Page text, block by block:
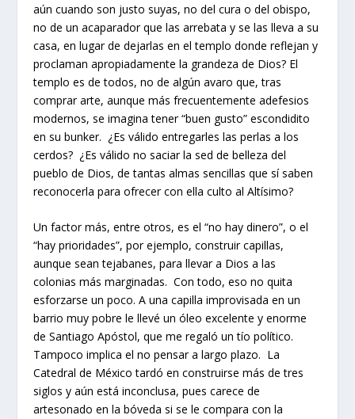
aún cuando son justo suyas, no del cura o del obispo,
no de un acaparador que las arrebata y se las lleva a su
casa, en lugar de dejarlas en el templo donde reflejan y
proclaman apropiadamente la grandeza de Dios? El
templo es de todos, no de algún avaro que, tras
comprar arte, aunque más frecuentemente adefesios
modernos, se imagina tener “buen gusto” escondidito
en su bunker. ¿Es válido entregarles las perlas a los
cerdos? ¿Es válido no saciar la sed de belleza del
pueblo de Dios, de tantas almas sencillas que sí saben
reconocerla para ofrecer con ella culto al Altísimo?
Un factor más, entre otros, es el “no hay dinero”, o el
“hay prioridades”, por ejemplo, construir capillas,
aunque sean tejabanes, para llevar a Dios a las
colonias más marginadas. Con todo, eso no quita
esforzarse un poco. A una capilla improvisada en un
barrio muy pobre le llevé un óleo excelente y enorme
de Santiago Apóstol, que me regaló un tío político.
Tampoco implica el no pensar a largo plazo. La
Catedral de México tardó en construirse más de tres
siglos y aún está inconclusa, pues carece de
artesonado en la bóveda si se le compara con la